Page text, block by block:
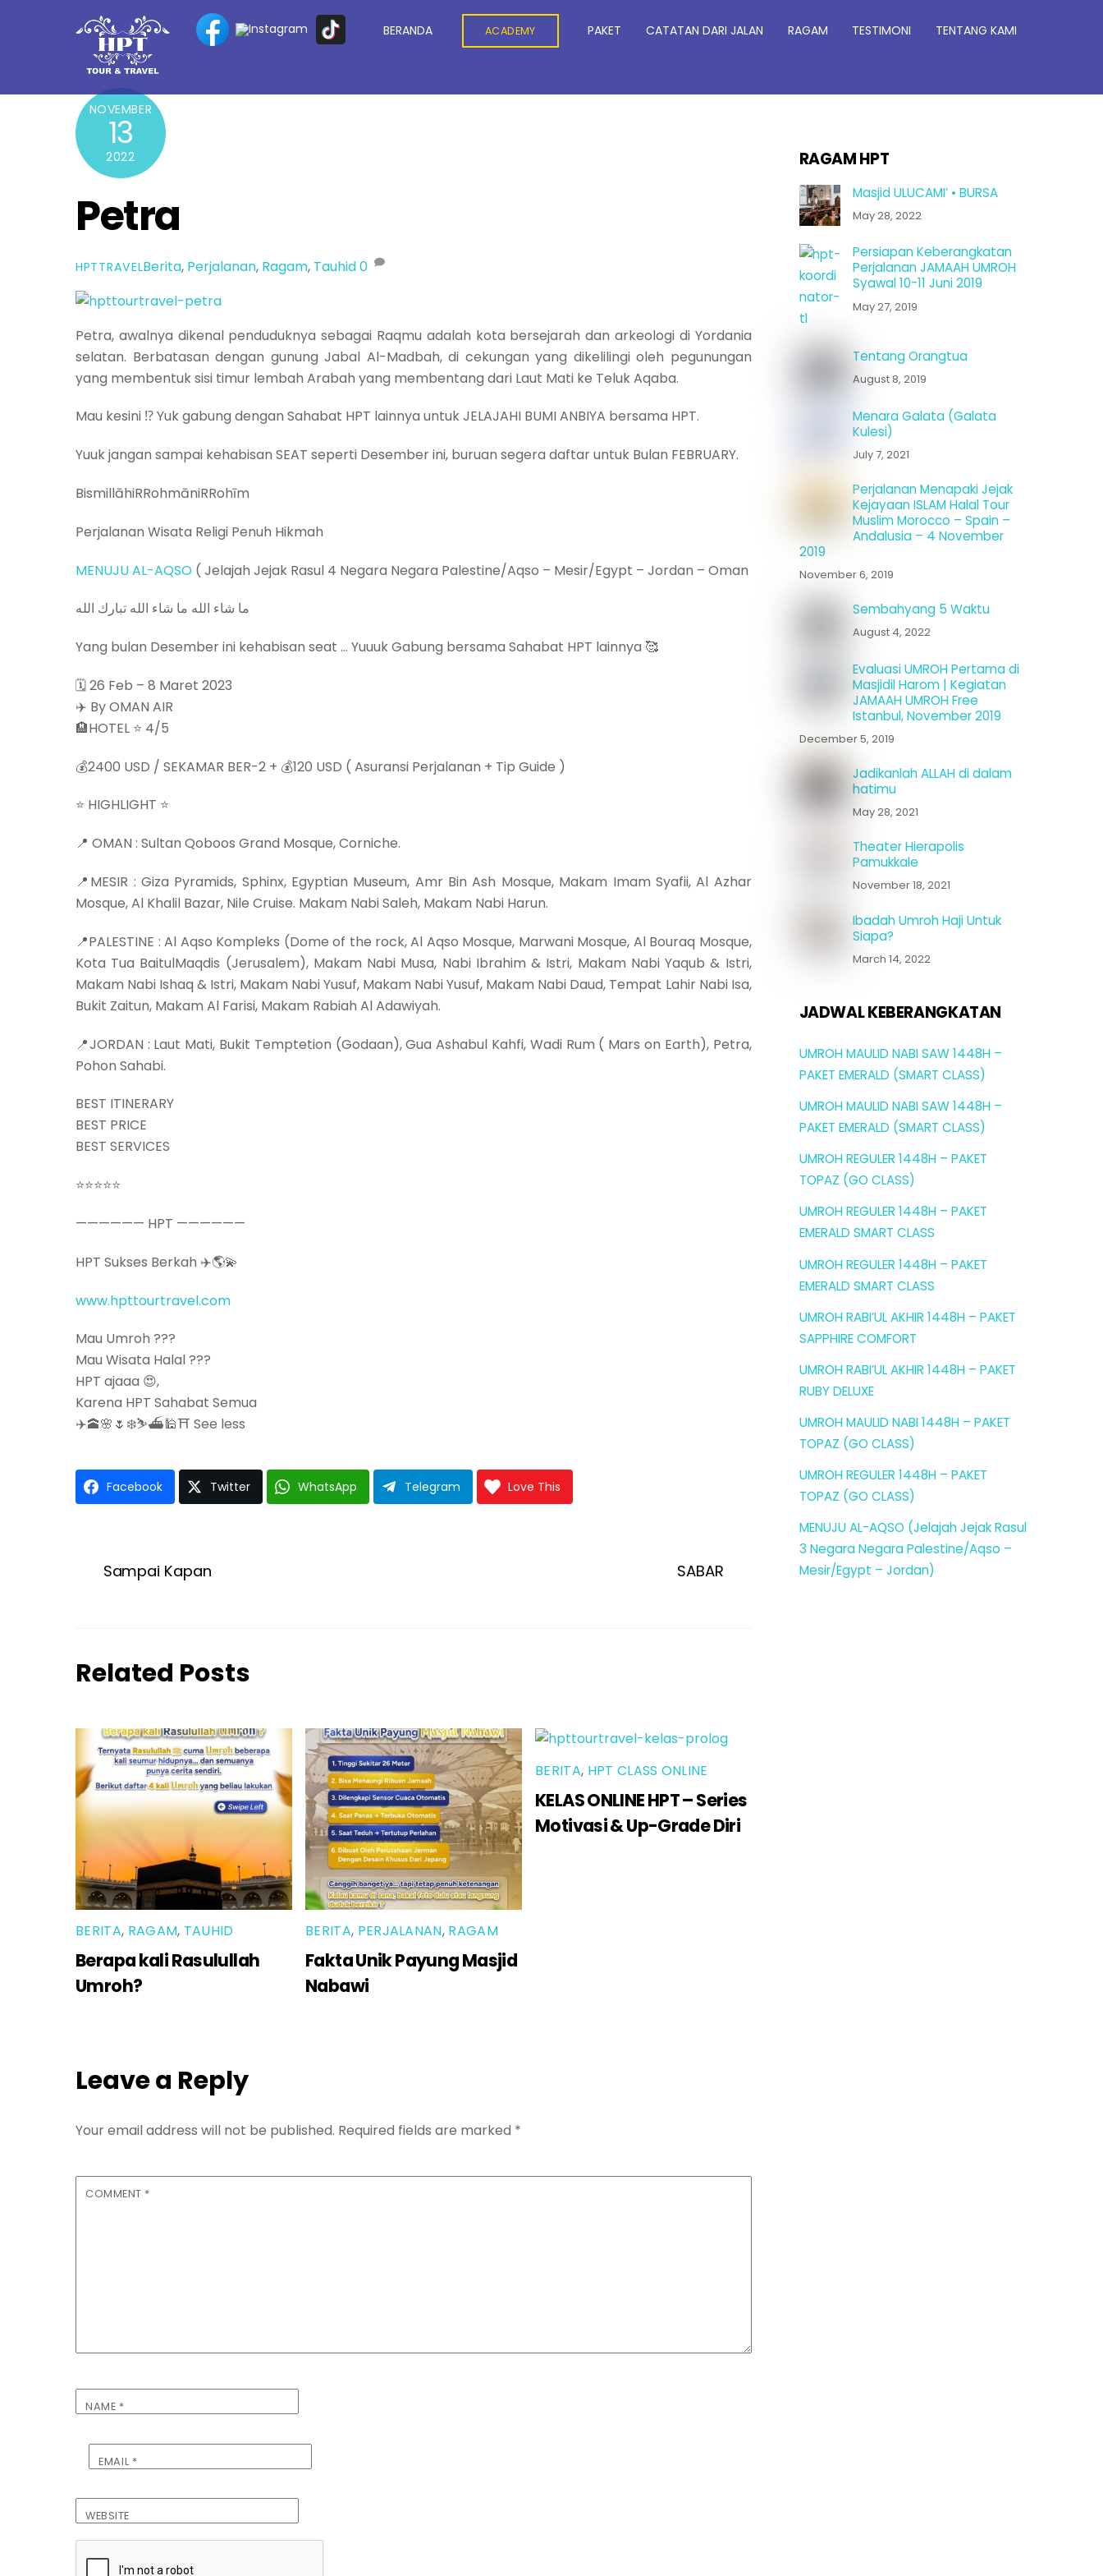
BERANDA ACADEMY PAKET CATATAN DARI JALAN RAGAM TESTIMONI TENTANG KAMI
NOVEMBER
13
2022
Petra
HPTTRAVELBerita, Perjalanan, Ragam, Tauhid0
Petra, awalnya dikenal penduduknya sebagai Raqmu adalah kota bersejarah dan arkeologi di Yordania
selatan. Berbatasan dengan gunung Jabal Al-Madbah, di cekungan yang dikelilingi oleh pegunungan
yang membentuk sisi timur lembah Arabah yang membentang dari Laut Mati ke Teluk Aqaba.
Mau kesini ⁉️ Yuk gabung dengan Sahabat HPT lainnya untuk JELAJAHI BUMI ANBIYA bersama HPT.
Yuuk jangan sampai kehabisan SEAT seperti Desember ini, buruan segera daftar untuk Bulan FEBRUARY.
BismillāhiRRohmāniRRohīm
Perjalanan Wisata Religi Penuh Hikmah
MENUJU AL-AQSO ( Jelajah Jejak Rasul 4 Negara Negara Palestine/Aqso – Mesir/Egypt – Jordan – Oman
‎‏ما شاء الله ما شاء الله تبارك الله
Yang bulan Desember ini kehabisan seat … Yuuuk Gabung bersama Sahabat HPT lainnya 🥰
🗓 26 Feb – 8 Maret 2023
✈️ By OMAN AIR
🏨HOTEL ⭐️ 4/5
💰2400 USD / SEKAMAR BER-2 + 💰120 USD ( Asuransi Perjalanan + Tip Guide )
⭐️ HIGHLIGHT ⭐️
📍 OMAN : Sultan Qoboos Grand Mosque, Corniche.
📍MESIR : Giza Pyramids, Sphinx, Egyptian Museum, Amr Bin Ash Mosque, Makam Imam Syafii, Al Azhar
Mosque, Al Khalil Bazar, Nile Cruise. Makam Nabi Saleh, Makam Nabi Harun.
📍PALESTINE : Al Aqso Kompleks (Dome of the rock, Al Aqso Mosque, Marwani Mosque, Al Bouraq Mosque,
Kota Tua BaitulMaqdis (Jerusalem), Makam Nabi Musa, Nabi Ibrahim & Istri, Makam Nabi Yaqub & Istri,
Makam Nabi Ishaq & Istri, Makam Nabi Yusuf, Makam Nabi Yusuf, Makam Nabi Daud, Tempat Lahir Nabi Isa,
Bukit Zaitun, Makam Al Farisi, Makam Rabiah Al Adawiyah.
📍JORDAN : Laut Mati, Bukit Temptetion (Godaan), Gua Ashabul Kahfi, Wadi Rum ( Mars on Earth), Petra,
Pohon Sahabi.
BEST ITINERARY
BEST PRICE
BEST SERVICES
⭐️⭐️⭐️⭐️⭐️
—————— HPT ——————
HPT Sukses Berkah ✈️🌎💫
www.hpttourtravel.com
Mau Umroh ???
Mau Wisata Halal ???
HPT ajaaa 😍,
Karena HPT Sahabat Semua
✈️🕋🌸🌷❄️⛷⛴🕌⛩ See less
Facebook Twitter WhatsApp Telegram Love This
Sampai Kapan SABAR
Related Posts
BERITA, RAGAM, TAUHID
Berapa kali Rasulullah
Umroh?
BERITA, PERJALANAN, RAGAM
Fakta Unik Payung Masjid
Nabawi
BERITA, HPT CLASS ONLINE
KELAS ONLINE HPT – Series
Motivasi & Up-Grade Diri
Leave a Reply
Your email address will not be published. Required fields are marked *
COMMENT *
NAME *
EMAIL *
WEBSITE
RAGAM HPT
Masjid ULUCAMI’ • BURSA
May 28, 2022
Persiapan Keberangkatan
Perjalanan JAMAAH UMROH
Syawal 10-11 Juni 2019
May 27, 2019
Tentang Orangtua
August 8, 2019
Menara Galata (Galata
Kulesi)
July 7, 2021
Perjalanan Menapaki Jejak
Kejayaan ISLAM Halal Tour
Muslim Morocco – Spain –
Andalusia – 4 November
2019
November 6, 2019
Sembahyang 5 Waktu
August 4, 2022
Evaluasi UMROH Pertama di
Masjidil Harom | Kegiatan
JAMAAH UMROH Free
Istanbul, November 2019
December 5, 2019
Jadikanlah ALLAH di dalam
hatimu
May 28, 2021
Theater Hierapolis
Pamukkale
November 18, 2021
Ibadah Umroh Haji Untuk
Siapa?
March 14, 2022
JADWAL KEBERANGKATAN
UMROH MAULID NABI SAW 1448H –
PAKET EMERALD (SMART CLASS)
UMROH MAULID NABI SAW 1448H –
PAKET EMERALD (SMART CLASS)
UMROH REGULER 1448H – PAKET
TOPAZ (GO CLASS)
UMROH REGULER 1448H – PAKET
EMERALD SMART CLASS
UMROH REGULER 1448H – PAKET
EMERALD SMART CLASS
UMROH RABI’UL AKHIR 1448H – PAKET
SAPPHIRE COMFORT
UMROH RABI’UL AKHIR 1448H – PAKET
RUBY DELUXE
UMROH MAULID NABI 1448H – PAKET
TOPAZ (GO CLASS)
UMROH REGULER 1448H – PAKET
TOPAZ (GO CLASS)
MENUJU AL-AQSO (Jelajah Jejak Rasul
3 Negara Negara Palestine/Aqso –
Mesir/Egypt – Jordan)